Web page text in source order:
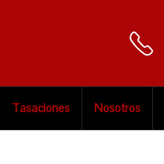
Tasaciones Nosotros